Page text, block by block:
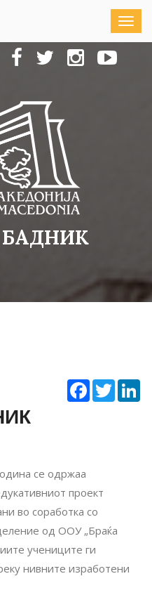
БАДНИК
Facebook
Twitter
се одржаа
проект
во соработка со
од ООУ „Браќа
учениците ги
нивните изработени